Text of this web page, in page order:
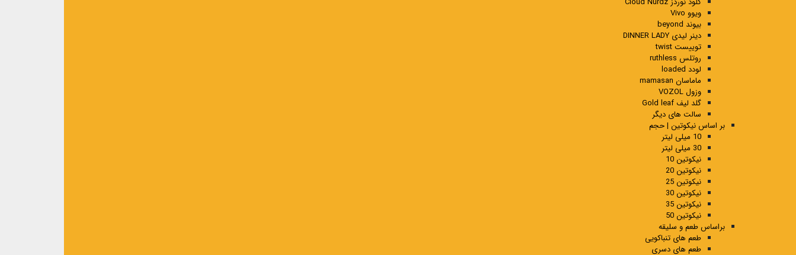
ویوو Vivo
بیوند beyond
دینر لیدی DINNER LADY
توییست twist
روتلس ruthless
لودد loaded
ماماسان mamasan
وزول VOZOL
گلد لیف Gold leaf
سالت های دیگر
بر اساس نیکوتین | حجم
10 میلی لیتر
30 میلی لیتر
نیکوتین 10
نیکوتین 20
نیکوتین 25
نیکوتین 30
نیکوتین 35
نیکوتین 50
براساس طعم و سلیقه
طعم های تنباکویی
طعم های دسری